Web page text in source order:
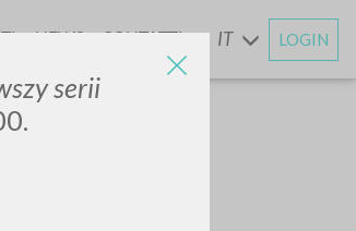
serii
ENEWS CONTATTI IT LOGIN